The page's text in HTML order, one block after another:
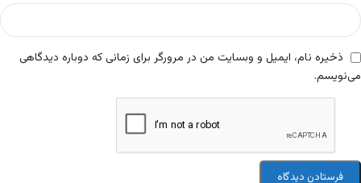
ذخیره نام، ایمیل و وبسایت من در مرورگر برای زمانی که دوباره دیدگاهی
می‌نویسم.